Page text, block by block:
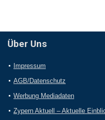
Über Uns
Impressum
AGB/Datenschutz
Werbung Mediadaten
Zypern Aktuell – Aktuelle